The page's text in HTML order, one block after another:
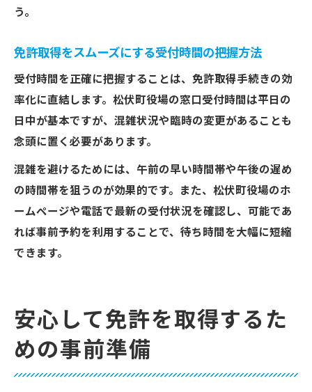
う。
免許取得をスムーズにする受付時間の把握方法
受付時間を正確に把握することは、免許取得手続きの効
率化に直結します。松伏町役場の窓口受付時間は平日の
日中が基本ですが、混雑状況や臨時の変更があることも
念頭に置く必要があります。
混雑を避けるためには、午前の早い時間帯や午後の遅め
の時間帯を狙うのが効果的です。また、松伏町役場のホ
ームページや電話で最新の受付状況を確認し、可能であ
れば事前予約を利用することで、待ち時間を大幅に短縮
できます。
安心して免許を取得するた
めの事前準備